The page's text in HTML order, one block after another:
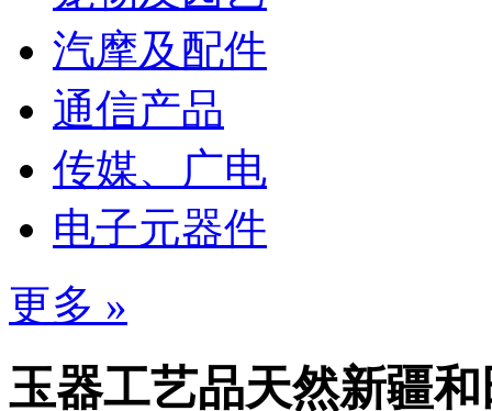
汽摩及配件
通信产品
传媒、广电
电子元器件
更多 »
玉器工艺品天然新疆